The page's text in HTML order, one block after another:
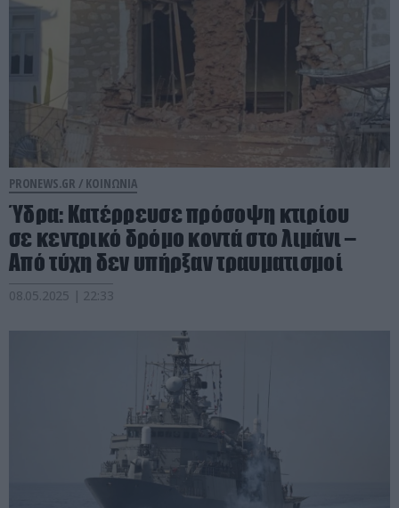
PRONEWS.GR / ΚΟΙΝΩΝΙΑ
Ύδρα: Κατέρρευσε πρόσοψη κτιρίου
σε κεντρικό δρόμο κοντά στο λιμάνι –
Από τύχη δεν υπήρξαν τραυματισμοί
08.05.2025 | 22:33